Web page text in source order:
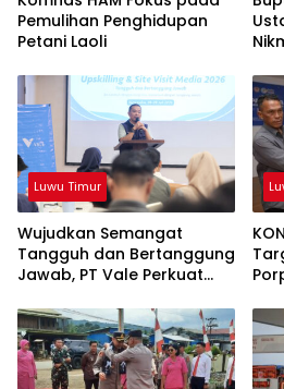
Pemulihan Penghidupan
Petani Laoli
Luwu Timur
Wujudkan Semangat
Tangguh dan Bertanggung
Jawab, PT Vale Perkuat
yang Kredibel